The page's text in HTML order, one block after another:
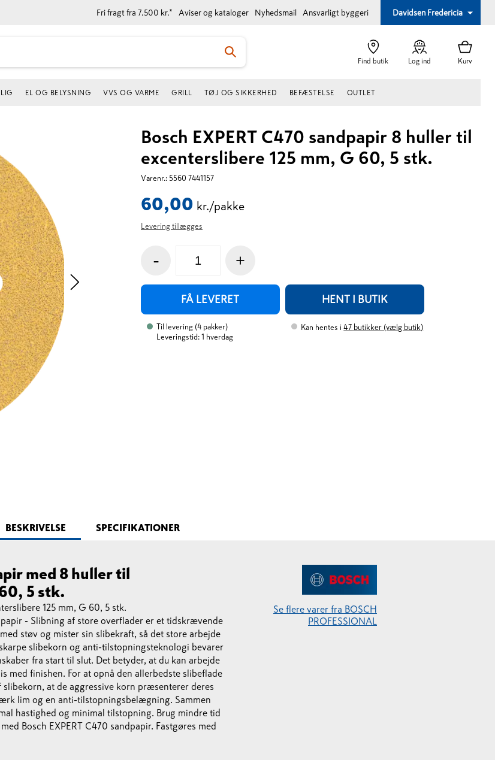
Fri fragt fra 7.500 kr.* Aviser og kataloger Nyhedsmail Ansvarligt byggeri Davidsen Fredericia
Find butik Log ind Kurv
EL OG BELYSNING VVS OG VARME GRILL TØJ OG SIKKERHED BEFÆSTELSE OUTLET
Bosch EXPERT C470 sandpapir 8 huller til
excenterslibere 125 mm, G 60, 5 stk.
Varenr.: 5560 7441157
60,00 kr./pakke
Levering tillægges
- +
FÅ LEVERET HENT I BUTIK
Til levering (4 pakker)
Leveringstid: 1 hverdag
Kan hentes i 47 butikker (vælg butik)
BESKRIVELSE SPECIFIKATIONER
med 8 huller til
5 stk.
125 mm, G 60, 5 stk.
- Slibning af store overflader er et tidskrævende
støv og mister sin slibekraft, så det store arbejde
slibekorn og anti-tilstopningsteknologi bevarer
fra start til slut. Det betyder, at du kan arbejde
med finishen. For at opnå den allerbedste slibeflade
at de aggressive korn præsenterer deres
lim og en anti-tilstopningsbelægning. Sammen
hastighed og minimal tilstopning. Brug mindre tid
Bosch EXPERT C470 sandpapir. Fastgøres med
Se flere varer fra BOSCH
PROFESSIONAL